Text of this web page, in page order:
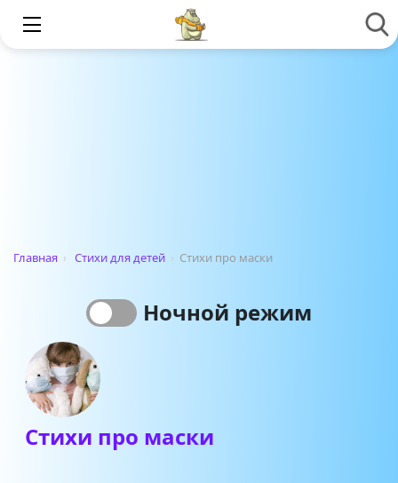
Главная › Стихи для детей › Стихи про маски
Ночной режим
Стихи про маски